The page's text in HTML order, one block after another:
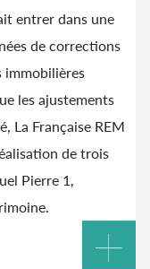
entrer dans une
de corrections
immobilières
les ajustements
La Française REM
de trois
Pierre 1,